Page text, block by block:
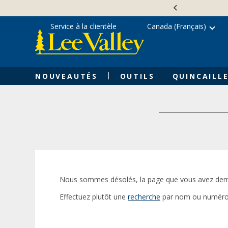
content
NOUVEAUTÉS OUTILS
Service à la clientèle Canada (Français)
Nous sommes désolés, la page que vous avez
Effectuez plutôt une recherche par nom ou